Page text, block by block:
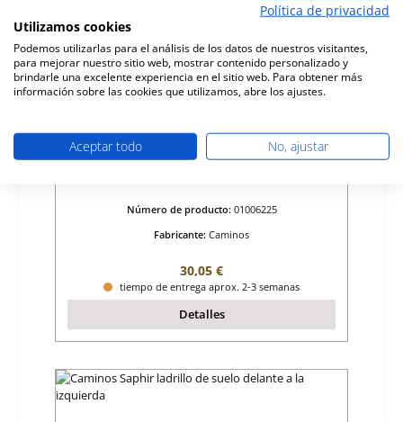
Caminos Saphir ladrillo de suelo a la
Número de producto: 01006225
Fabricante: Caminos
Precio normal:
30,05 €
tiempo de entrega aprox. 2-3 semanas
Detalles
Política de privacidad
Utilizamos cookies
Podemos utilizarlas para el análisis de los datos de nuestros visitantes,
para mejorar nuestro sitio web, mostrar contenido personalizado y
brindarle una excelente experiencia en el sitio web. Para obtener más
información sobre las cookies que utilizamos, abre los ajustes.
Aceptar todo No, ajustar